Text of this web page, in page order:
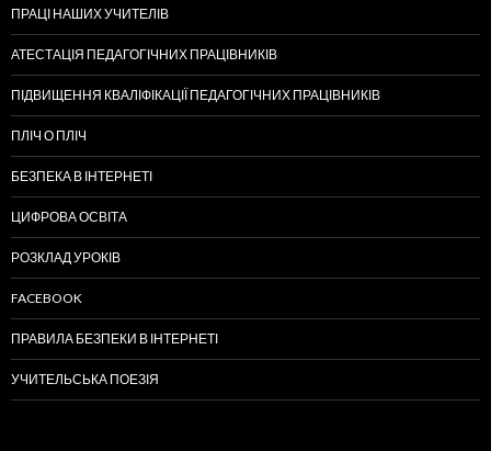
ПРАЦІ НАШИХ УЧИТЕЛІВ
АТЕСТАЦІЯ ПЕДАГОГІЧНИХ ПРАЦІВНИКІВ
ПІДВИЩЕННЯ КВАЛІФІКАЦІЇ ПЕДАГОГІЧНИХ ПРАЦІВНИКІВ
ПЛІЧ О ПЛІЧ
БЕЗПЕКА В ІНТЕРНЕТІ
ЦИФРОВА ОСВІТА
РОЗКЛАД УРОКІВ
FACEBOOK
ПРАВИЛА БЕЗПЕКИ В ІНТЕРНЕТІ
УЧИТЕЛЬСЬКА ПОЕЗІЯ